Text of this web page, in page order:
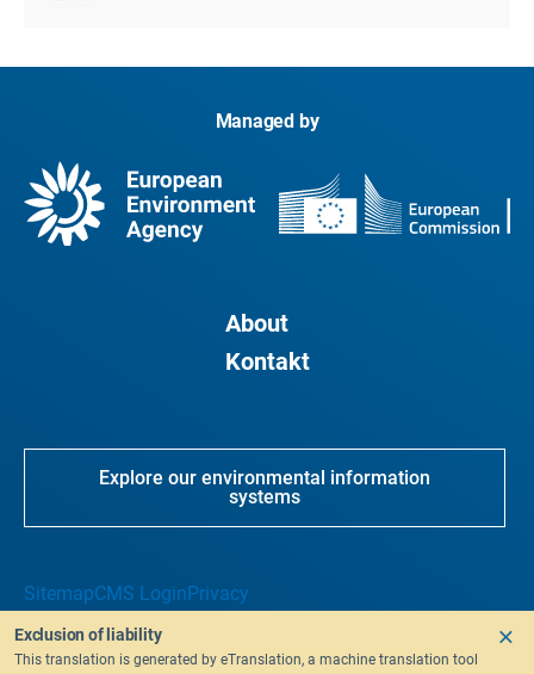
Managed by
About
Kontakt
Explore our environmental information
systems
SitemapCMS LoginPrivacy
Exclusion of liability
This translation is generated by eTranslation, a machine translation tool